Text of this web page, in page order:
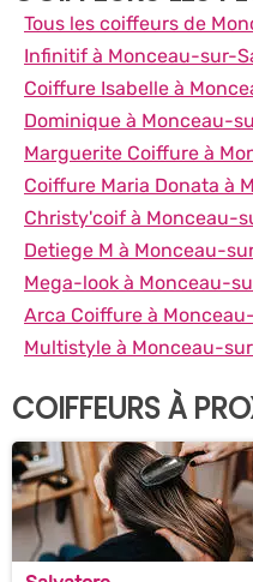
Tous les coiffeurs de
Infinitif à Monceau-sur-
Coiffure Isabelle à
Dominique à Monceau-
Marguerite Coiffure à
Coiffure Maria Donata à
Christy'coif à Monceau-
Detiege M à Monceau-
Mega-look à Monceau-
Arca Coiffure à
Multistyle à Monceau-
COIFFEURS À